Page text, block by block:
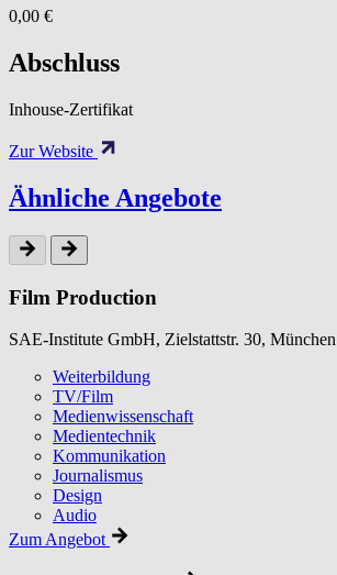
0,00 €
Abschluss
Inhouse-Zertifikat
Zur Website
Ähnliche Angebote
Film Production
SAE-Institute GmbH, Zielstattstr. 30, München
Weiterbildung
TV/Film
Medienwissenschaft
Medientechnik
Kommunikation
Journalismus
Design
Audio
Zum Angebot